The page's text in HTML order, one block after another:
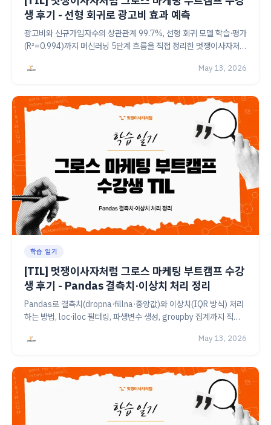
생 후기 - 선형 회귀로 광고비 효과 예측
광고비와 신규가입자수의 상관관계 99.7%, 선형 회귀 모델 학습·평가
(R²=0.994)까지 머신러닝 5단계 흐름을 직접 정리한 멋쟁이사자처럼
May 13, 2026
학습 일기
[TIL] 멋쟁이사자처럼 그로스 마케팅 부트캠프 수강
생 후기 - Pandas 결측치·이상치 처리 정리
Pandas로 결측치(dropna·fillna·중앙값)와 이상치(IQR 방식) 처리
하는 방법, loc·iloc 필터링, 파생변수 생성, groupby 집계까지 직접
록이에요.
May 13, 2026